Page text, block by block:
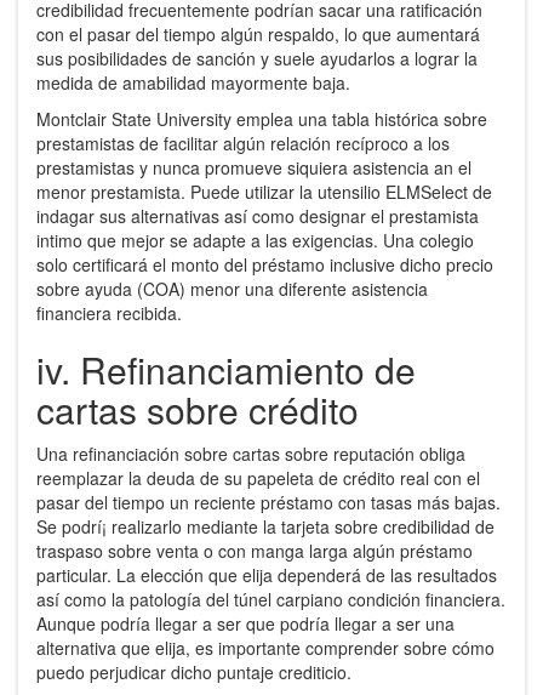
credibilidad frecuentemente podrían sacar una ratificación
con el pasar del tiempo algún respaldo, lo que aumentará
sus posibilidades de sanción y suele ayudarlos a lograr la
medida de amabilidad mayormente baja.
Montclair State University emplea una tabla histórica sobre
prestamistas de facilitar algún relación recíproco a los
prestamistas y nunca promueve siquiera asistencia an el
menor prestamista. Puede utilizar la utensilio ELMSelect de
indagar sus alternativas así­ como designar el prestamista
intimo que mejor se adapte a las exigencias. Una colegio
solo certificará el monto del préstamo inclusive dicho precio
sobre ayuda (COA) menor una diferente asistencia
financiera recibida.
iv. Refinanciamiento de
cartas sobre crédito
Una refinanciación sobre cartas sobre reputación obliga
reemplazar la deuda de su papeleta de crédito real con el
pasar del tiempo un reciente préstamo con tasas más bajas.
Se podrí¡ realizarlo mediante la tarjeta sobre credibilidad de
traspaso sobre venta o con manga larga algún préstamo
particular. La elección que elija dependerá de las resultados
así­ como la patologí­a del túnel carpiano condición financiera.
Aunque podrí­a llegar a ser que podrí­a llegar a ser una
alternativa que elija, es importante comprender sobre cómo
puedo perjudicar dicho puntaje crediticio.